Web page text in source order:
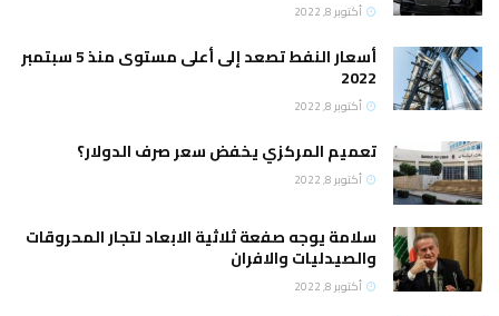
أكتوبر 8, 2022
أسعار النفط تصعد إلى أعلى مستوى منذ 5 سبتمبر
2022
أكتوبر 8, 2022
تعميم المركزي يخفض سعر صرف الدولار؟
أكتوبر 8, 2022
سلامة يوجه صفعة ثلاثية الابعاد لتجار المحروقات
والصيدليات والافران
أكتوبر 8, 2022